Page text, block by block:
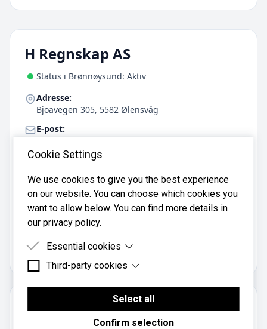
H Regnskap AS
Status i Brønnøysund: Aktiv
Adresse:
Bjoavegen 305, 5582 Ølensvåg
E-post:
Telefon:
Mobil:
992 45 468
H Regnskap AS er registrert i
med organisasjonsnummer
Om regnskapsbyrået
Cookie Settings
We use cookies to give you the best experience
on our website. You can choose which cookies you
want to allow below. You can find more details in
our privacy policy.
Essential cookies
Essential cookies are cookies that are needed for
Third-party cookies
Third-party cookies are cookies set by third-party
software to enable features such as Google
Maps.
Select all
Confirm selection